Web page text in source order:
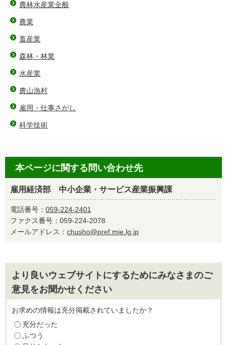
農林水産業全般
農業
畜産業
森林・林業
水産業
農山漁村
雇用・仕事さがし
科学技術
本ページに関する問い合わせ先
雇用経済部 中小企業・サービス産業振興課
電話番号： 059-224-2401
ファクス番号：059-224-2078
メールアドレス： chusho@pref.mie.lg.jp
より良いウェブサイトにするためにみなさまのご
意見をお聞かせください
お求めの情報は充分掲載されていましたか？
充分だった
ふつう